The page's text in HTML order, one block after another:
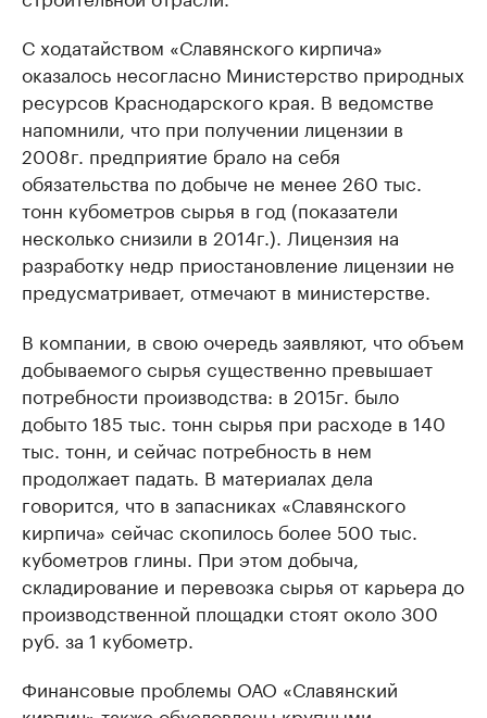
С ходатайством «Славянского кирпича»
оказалось несогласно Министерство природных
ресурсов Краснодарского края. В ведомстве
напомнили, что при получении лицензии в
2008г. предприятие брало на себя
обязательства по добыче не менее 260 тыс.
тонн кубометров сырья в год (показатели
несколько снизили в 2014г.). Лицензия на
разработку недр приостановление лицензии не
предусматривает, отмечают в министерстве.
В компании, в свою очередь заявляют, что объем
добываемого сырья существенно превышает
потребности производства: в 2015г. было
добыто 185 тыс. тонн сырья при расходе в 140
тыс. тонн, и сейчас потребность в нем
продолжает падать. В материалах дела
говорится, что в запасниках «Славянского
кирпича» сейчас скопилось более 500 тыс.
кубометров глины. При этом добыча,
складирование и перевозка сырья от карьера до
производственной площадки стоят около 300
руб. за 1 кубометр.
Финансовые проблемы ОАО «Славянский